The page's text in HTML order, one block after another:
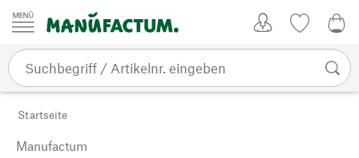
Zum Inhalt springen
Startseite
Manufactum